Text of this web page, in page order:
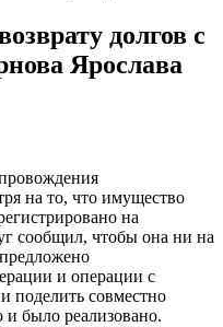
долгов с
Ярослава
на то, что имущество
на
сообщил, чтобы она ни на
и операции с
поделить совместно
было реализовано.